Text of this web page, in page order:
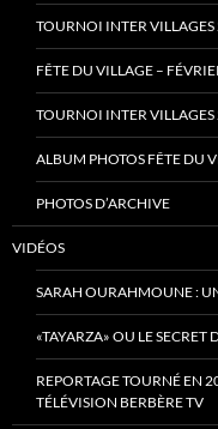
TOURNOI INTER
FÊTE DU VILLAGE –
TOURNOI INTER
ALBUM PHOTOS FÊTE DU
PHOTOS D’ARCHIVE
VIDÉOS
SARAH OURAHMOUNE :
«TAYARZA» OU LE SECRET
REPORTAGE TOURNÉ EN
TÉLÉVISION BERBÈRE TV